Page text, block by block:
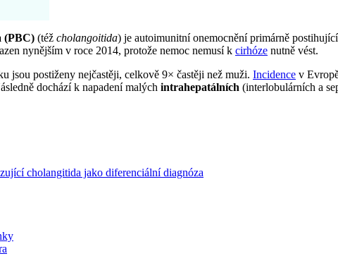
(PBC) (též cholangoitida) je autoimunitní onemocnění primárně
nynějším v roce 2014, protože nemoc nemusí k cirhóze nutně vést.
jsou postiženy nejčastěji, celkově 9× častěji než muži. Incidence v
dochází k napadení malých intrahepatálních (interlobulárních a
cholangitida jako diferenciální diagnóza